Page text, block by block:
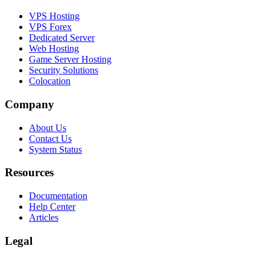
VPS Hosting
VPS Forex
Dedicated Server
Web Hosting
Game Server Hosting
Security Solutions
Colocation
Company
About Us
Contact Us
System Status
Resources
Documentation
Help Center
Articles
Legal